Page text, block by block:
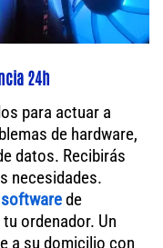
24h
para actuar a
de hardware,
datos. Recibirás
necesidades.
de
ordenador. Un
a su domicilio con